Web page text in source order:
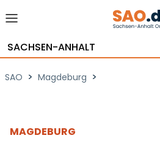
SACHSEN-ANHALT
SAO > Magdeburg >
MAGDEBURG